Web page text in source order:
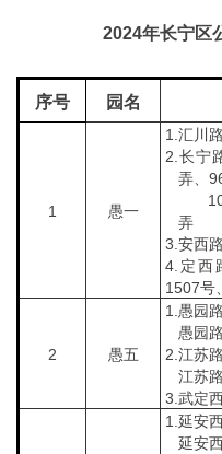
2024年长宁区
序号 园名
1 愚一
1.汇川
2.长宁
弄、
1027
弄
3.安西
4.定西
1507号
2 愚五
1.愚园
愚园
2.江苏
江苏
3.武定
1.延安
延安